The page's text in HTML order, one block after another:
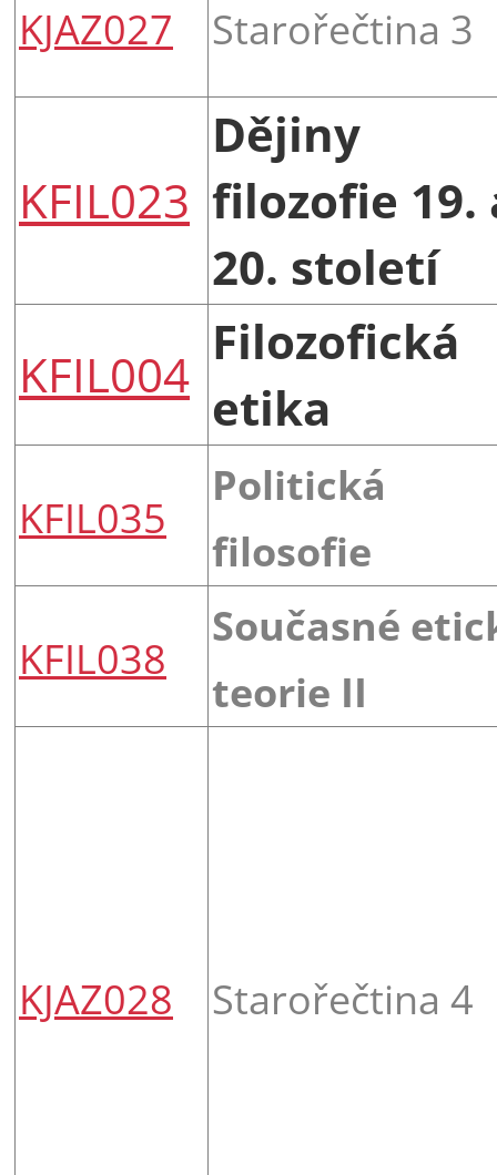
KJAZ027 Starořečtina 3
KFIL023
Dějiny
filozofie 19.
20. století
KFIL004
Filozofická
etika
KFIL035
Politická
filosofie
KFIL038
Současné
teorie II
KJAZ028 Starořečtina 4